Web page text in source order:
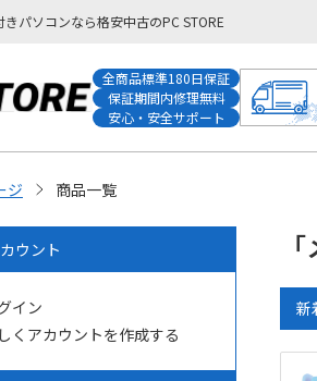
パソコンなら格安中古のPC STORE
全商品標準180日保証
保証期間内修理無料
安心・安全サポート
ジ 商品一覧
ウント
イン
くアカウントを作成する
新